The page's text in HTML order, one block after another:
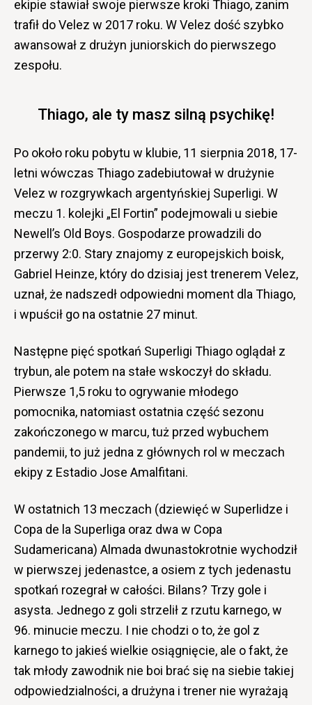
ekipie stawiał swoje pierwsze kroki Thiago, zanim
trafił do Velez w 2017 roku. W Velez dość szybko
awansował z drużyn juniorskich do pierwszego
zespołu.
Thiago, ale ty masz silną psychikę!
Po około roku pobytu w klubie, 11 sierpnia 2018, 17-
letni wówczas Thiago zadebiutował w drużynie
Velez w rozgrywkach argentyńskiej Superligi. W
meczu 1. kolejki „El Fortin” podejmowali u siebie
Newell’s Old Boys. Gospodarze prowadzili do
przerwy 2:0. Stary znajomy z europejskich boisk,
Gabriel Heinze, który do dzisiaj jest trenerem Velez,
uznał, że nadszedł odpowiedni moment dla Thiago,
i wpuścił go na ostatnie 27 minut.
Następne pięć spotkań Superligi Thiago oglądał z
trybun, ale potem na stałe wskoczył do składu.
Pierwsze 1,5 roku to ogrywanie młodego
pomocnika, natomiast ostatnia część sezonu
zakończonego w marcu, tuż przed wybuchem
pandemii, to już jedna z głównych rol w meczach
ekipy z Estadio Jose Amalfitani.
W ostatnich 13 meczach (dziewięć w Superlidze i
Copa de la Superliga oraz dwa w Copa
Sudamericana) Almada dwunastokrotnie wychodził
w pierwszej jedenastce, a osiem z tych jedenastu
spotkań rozegrał w całości. Bilans? Trzy gole i
asysta. Jednego z goli strzelił z rzutu karnego, w
96. minucie meczu. I nie chodzi o to, że gol z
karnego to jakieś wielkie osiągnięcie, ale o fakt, że
tak młody zawodnik nie boi brać się na siebie takiej
odpowiedzialności, a drużyna i trener nie wyrażają